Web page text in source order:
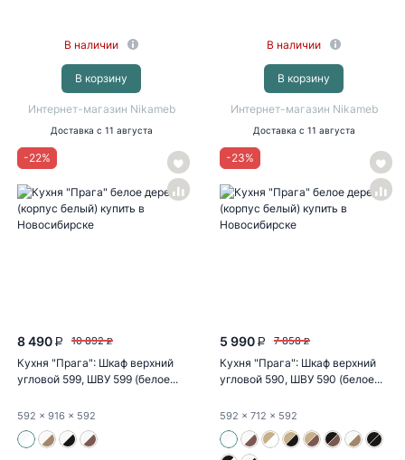
В наличии
В корзину
Интернет-магазин Nikameb
Доставка с 11 августа
В наличии
В корзину
Интернет-магазин Nikameb
Доставка с 11 августа
-22%
8 490 P 10 892 P
Кухня "Прага": Шкаф верхний
угловой 599, ШВУ 599 (белое...
592 x 916 x 592
-23%
5 990 P 7 858 P
Кухня "Прага": Шкаф верхний
угловой 590, ШВУ 590 (белое...
592 x 712 x 592